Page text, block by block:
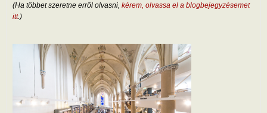
(Ha többet szeretne erről olvasni, kérem, olvassa el a blogbejegyzésemet
itt.)